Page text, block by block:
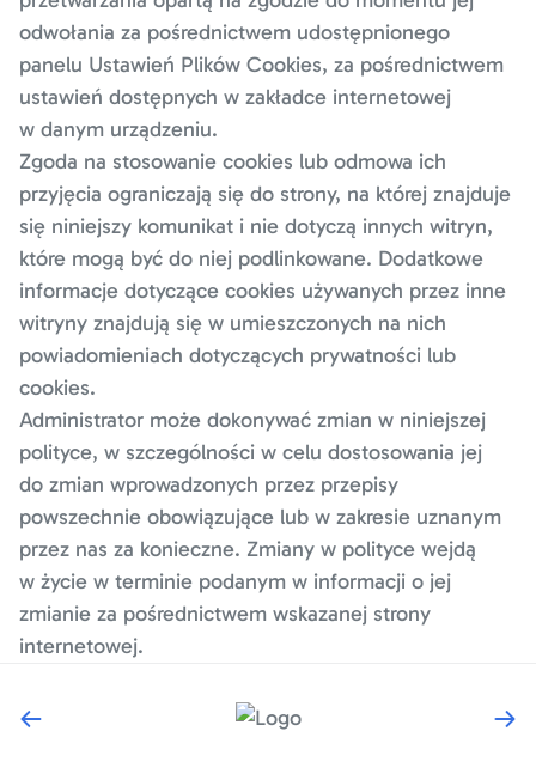
odwołania za pośrednictwem udostępnionego
panelu Ustawień Plików Cookies, za pośrednictwem
ustawień dostępnych w zakładce internetowej
w danym urządzeniu.
Zgoda na stosowanie cookies lub odmowa ich
przyjęcia ograniczają się do strony, na której znajduje
się niniejszy komunikat i nie dotyczą innych witryn,
które mogą być do niej podlinkowane. Dodatkowe
informacje dotyczące cookies używanych przez inne
witryny znajdują się w umieszczonych na nich
powiadomieniach dotyczących prywatności lub
cookies.
Administrator może dokonywać zmian w niniejszej
polityce, w szczególności w celu dostosowania jej
do zmian wprowadzonych przez przepisy
powszechnie obowiązujące lub w zakresie uznanym
przez nas za konieczne. Zmiany w polityce wejdą
w życie w terminie podanym w informacji o jej
zmianie za pośrednictwem wskazanej strony
internetowej.